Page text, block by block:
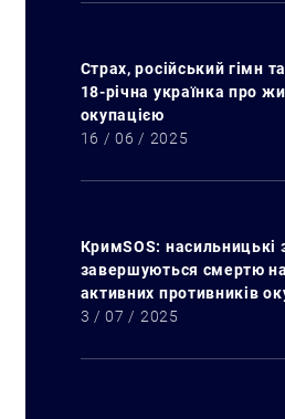
Страх, російський гімн
18-річна українка про
окупацією
16 / 06 / 2025
КримSOS: насильницькі
завершуються смертю
активних противників
3 / 07 / 2025